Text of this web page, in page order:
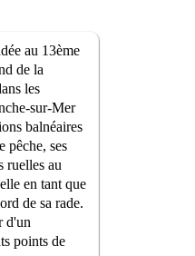
au 13ème
de la
les
sur-Mer
balnéaires
pêche, ses
ruelles au
en tant que
de sa rade.
d'un
points de